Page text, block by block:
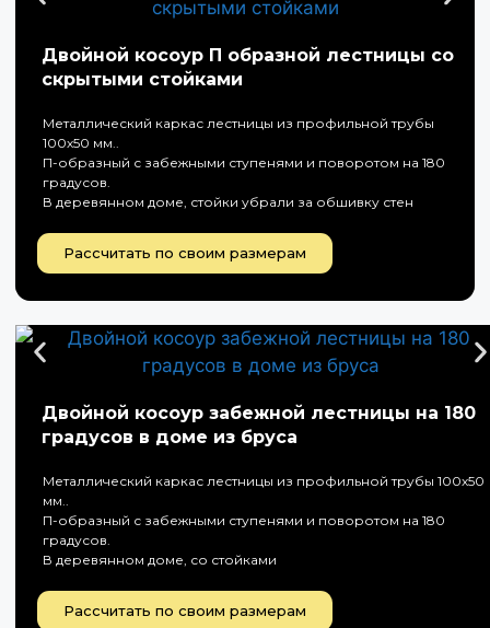
Двойной косоур П образной лестницы со
скрытыми стойками
Металлический каркас лестницы из профильной трубы
100х50 мм..
П-образный с забежными ступенями и поворотом на 180
градусов.
В деревянном доме, стойки убрали за обшивку стен
Рассчитать по своим размерам
Двойной косоур забежной лестницы на 180
градусов в доме из бруса
Металлический каркас лестницы из профильной трубы 100х50
мм..
П-образный с забежными ступенями и поворотом на 180
градусов.
В деревянном доме, со стойками
Рассчитать по своим размерам